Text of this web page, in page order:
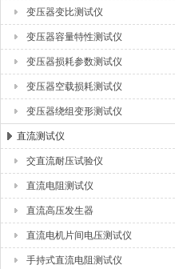
变压器变比测试仪
变压器容量特性测试仪
变压器损耗参数测试仪
变压器空载损耗测试仪
变压器绕组变形测试仪
直流测试仪
交直流耐压试验仪
直流电阻测试仪
直流高压发生器
直流电机片间电压测试仪
手持式直流电阻测试仪